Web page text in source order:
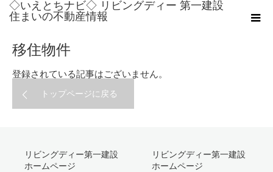
◇いえとちナビ◇ リビングディー 第一建設
住まいの不動産情報
ホーム
移住物件
移住物件
登録されている記事はございません。
トップページに戻る
リビングディー第一建設
ホームページ
リビングディー第一建設
ホームページ